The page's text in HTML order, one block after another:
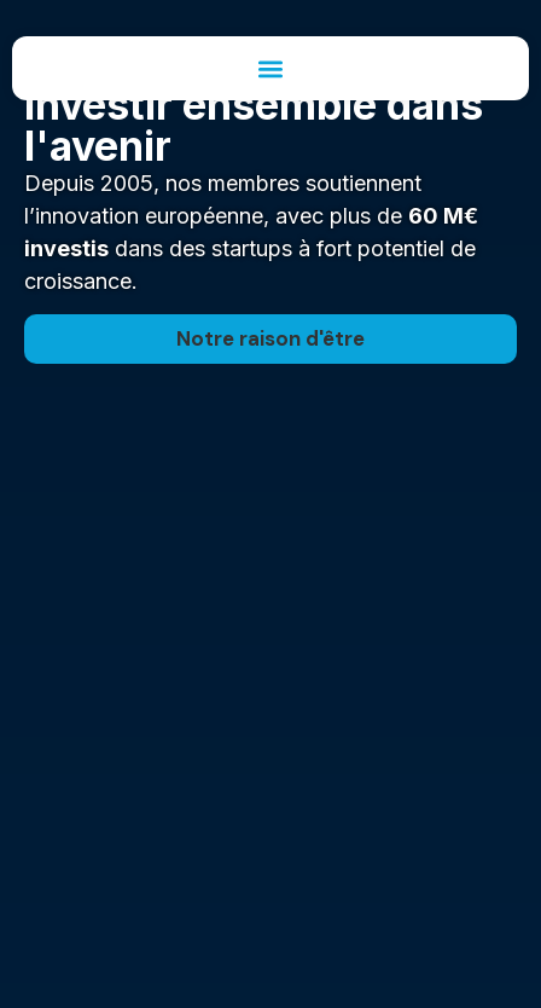
Investir ensemble dans
l'avenir
Depuis 2005, nos membres soutiennent
l’innovation européenne, avec plus de 60 M€
investis dans des startups à fort potentiel de
croissance.
Notre raison d'être